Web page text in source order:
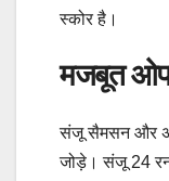
स्कोर है।
मजबूत
संजू सैमसन और
जोड़े। संजू 24 रन